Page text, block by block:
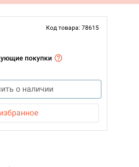
Код товара: 78615
покупки
о наличии